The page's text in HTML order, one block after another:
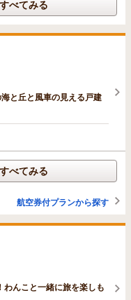
べてみる
と丘と風車の見える戸建
べてみる
航空券付プランから探す
んこと一緒に旅を楽しも